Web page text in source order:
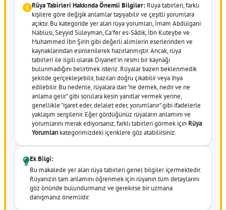
Rüya Tabirleri Hakkında Önemli Bilgiler: Rüya tabirleri, farklı
kişilere göre değişik anlamlar taşıyabilir ve çeşitli yorumlara
açıktır. Bu kategoride yer alan rüya yorumları, İmam Abdülgani
Nablusi, Seyyid Süleyman, Ca'fer es-Sâdık, İbn Kuteybe ve
Muhammed İbn Şirin gibi değerli alimlerin eserlerinden ve
kaynaklarından esinlenilerek hazırlanmıştır. Ancak, rüya
tabirleri ile ilgili olarak Diyanet'in resmi bir kaynağı
bulunmadığını belirtmek isteriz. Rüyalar bazen beklenmedik
şekilde gerçekleşebilir, bazıları doğru çıkabilir veya ihya
edilebilir. Bu nedenle, rüyalara dair "ne demek, nedir ve ne
anlama gelir" gibi sorulara kesin yanıtlar vermek yerine,
genellikle "işaret eder, delalet eder, yorumlanır" gibi ifadelerle
yaklaşım sergilenir. Eğer gördüğünüz rüyaların anlamını ve
yorumlarını merak ediyorsanız, farklı tabirleri görmek için Rüya
Yorumları kategorimizdeki içeriklere göz atabilirsiniz.
Ek Bilgi:
Bu makalede yer alan rüya tabirleri genel bilgiler içermektedir.
Rüyanızın tam anlamını öğrenmek için rüyanın tüm detaylarını
göz önünde bulundurmanız ve gerekirse bir uzmana
danışmanız önemlidir.